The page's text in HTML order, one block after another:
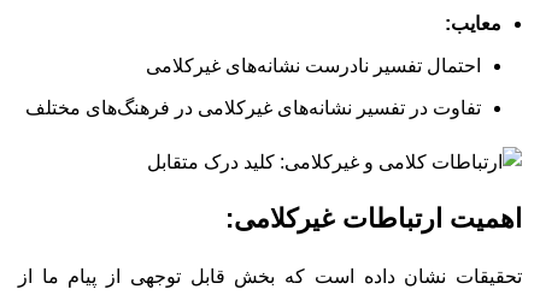
معایب:
احتمال تفسیر نادرست نشانه‌های غیرکلامی
تفاوت در تفسیر نشانه‌های غیرکلامی در فرهنگ‌های مختلف
اهمیت ارتباطات غیرکلامی:
تحقیقات نشان داده است که بخش قابل توجهی از پیام ما از